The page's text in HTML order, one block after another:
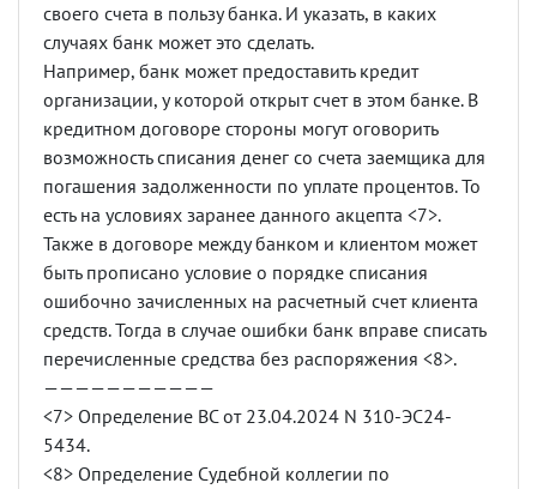
своего счета в пользу банка. И указать, в каких
случаях банк может это сделать.
Например, банк может предоставить кредит
организации, у которой открыт счет в этом банке. В
кредитном договоре стороны могут оговорить
возможность списания денег со счета заемщика для
погашения задолженности по уплате процентов. То
есть на условиях заранее данного акцепта <7>.
Также в договоре между банком и клиентом может
быть прописано условие о порядке списания
ошибочно зачисленных на расчетный счет клиента
средств. Тогда в случае ошибки банк вправе списать
перечисленные средства без распоряжения <8>.
———————————
<7> Определение ВС от 23.04.2024 N 310-ЭС24-
5434.
<8> Определение Судебной коллегии по